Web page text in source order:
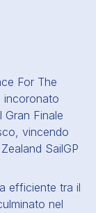
For The
incoronato
Gran Finale
vincendo
SailGP
efficiente tra il
nel